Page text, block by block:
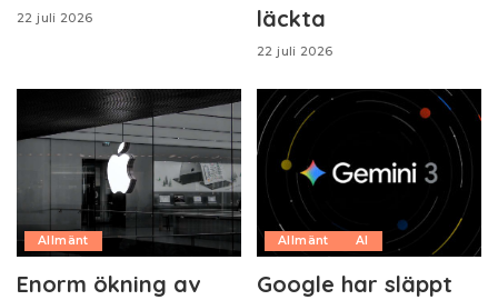
22 juli 2026
läckta
22 juli 2026
Allmänt
Enorm ökning av
Allmänt AI
Google har släppt